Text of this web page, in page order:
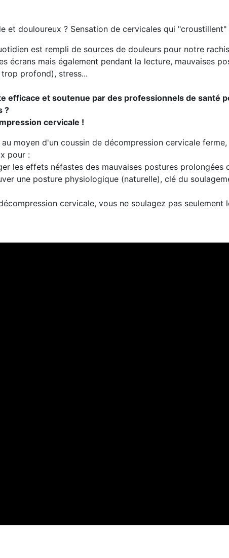
et douloureux ? Sensation de cervicales qui "croustillent"
est rempli de sources de douleurs pour notre
écrans mais également pendant la lecture, mauvaises
profond), stress...
efficace et soutenue par des professionnels de santé
?
cervicale !
au moyen d'un coussin de décompression cervicale
pour :
les effets néfastes des mauvaises postures
une posture physiologique (naturelle), clé du
cervicale, vous ne soulagez pas